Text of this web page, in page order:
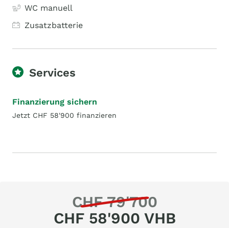
WC manuell
Zusatzbatterie
Services
Finanzierung sichern
Jetzt CHF 58'900 finanzieren
CHF 79'700
CHF 58'900 VHB